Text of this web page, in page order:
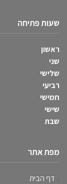
שעות פתיחה
ראשון
שני
שלישי
רביעי
חמישי
שישי
שבת
מפת אתר
דף הבית